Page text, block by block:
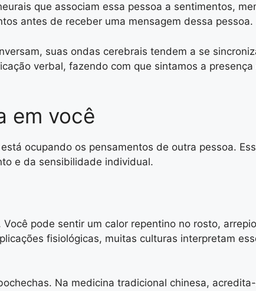
que associam essa pessoa a sentimentos,
antes de receber uma mensagem dessa pessoa.
suas ondas cerebrais tendem a se
verbal, fazendo com que sintamos a presença
em você
ocupando os pensamentos de outra pessoa.
e da sensibilidade individual.
pode sentir um calor repentino no rosto,
fisiológicas, muitas culturas interpretam
Na medicina tradicional chinesa,